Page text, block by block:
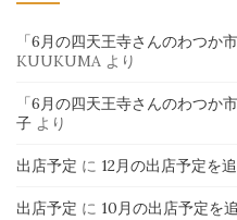
「6月の四天王寺さんのわつか
KUUKUMA より
「6月の四天王寺さんのわつか
子 より
出店予定 に 12月の出店予定を
出店予定 に 10月の出店予定を